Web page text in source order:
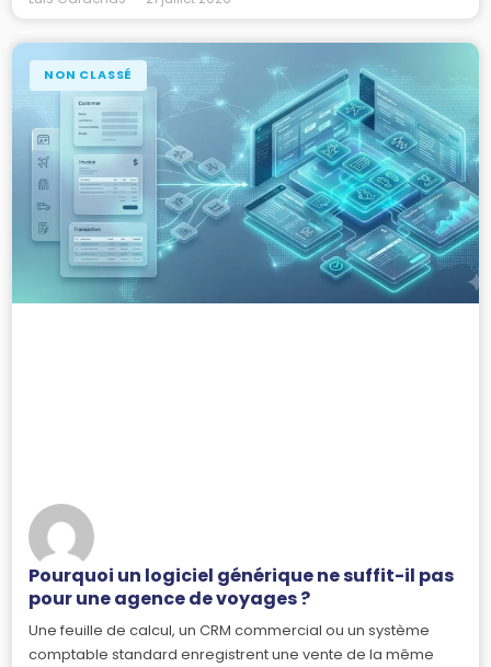
NON CLASSÉ
Pourquoi un logiciel générique ne suffit-il pas
pour une agence de voyages ?
Une feuille de calcul, un CRM commercial ou un système
comptable standard enregistrent une vente de la même